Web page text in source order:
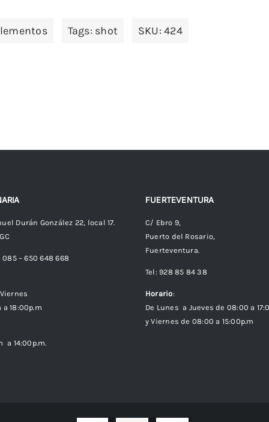
Tags: shot SKU:424
Durán González 22, local 17.
085 – 650 648 668
a 18:00p.m
a 14:00p.m.
FUERTEVENTURA
C/ Ebro 9,
Puerto del Rosario,
Fuerteventura.
Tel: 928 85 84 38
Horario:
De Lunes a Jueves de 08:00 a
y Viernes de 08:00 a 15:00p.m